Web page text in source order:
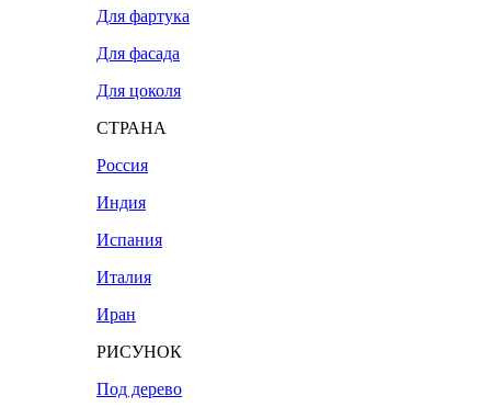
Для фартука
Для фасада
Для цоколя
СТРАНА
Россия
Индия
Испания
Италия
Иран
РИСУНОК
Под дерево